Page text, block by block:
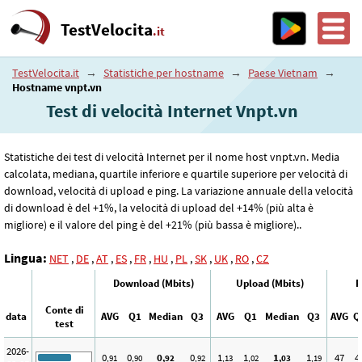
TestVelocita.it
TestVelocita.it → Statistiche per hostname → Paese Vietnam
→
Hostname vnpt.vn
Test di velocità Internet Vnpt.vn
Statistiche dei test di velocità Internet per il nome host vnpt.vn. Media
calcolata, mediana, quartile inferiore e quartile superiore per velocità di
download, velocità di upload e ping. La variazione annuale della velocità
di download è del +1%, la velocità di upload del +14% (più alta è
migliore) e il valore del ping è del +21% (più bassa è migliore)..
Lingua: NET , DE ,AT , ES , FR , HU , PL ,SK , UK , RO ,CZ
Download (Mbits) Upload (Mbits)
data
Conte di
test
AVG Q1 Median Q3 AVG Q1 Median Q3 AVG
2026-
0,91 0,90 0,92 0,92 1,13 1,02 1,03 1,19 47